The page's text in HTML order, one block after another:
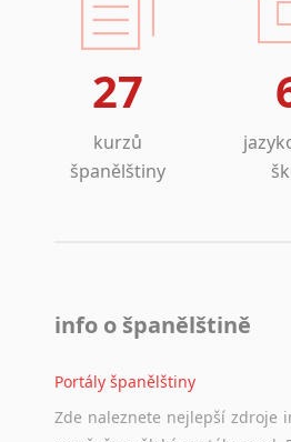
27
kurzů
španělštiny
info o španělštině
Portály španělštiny
Zde naleznete nejlepší zdroje